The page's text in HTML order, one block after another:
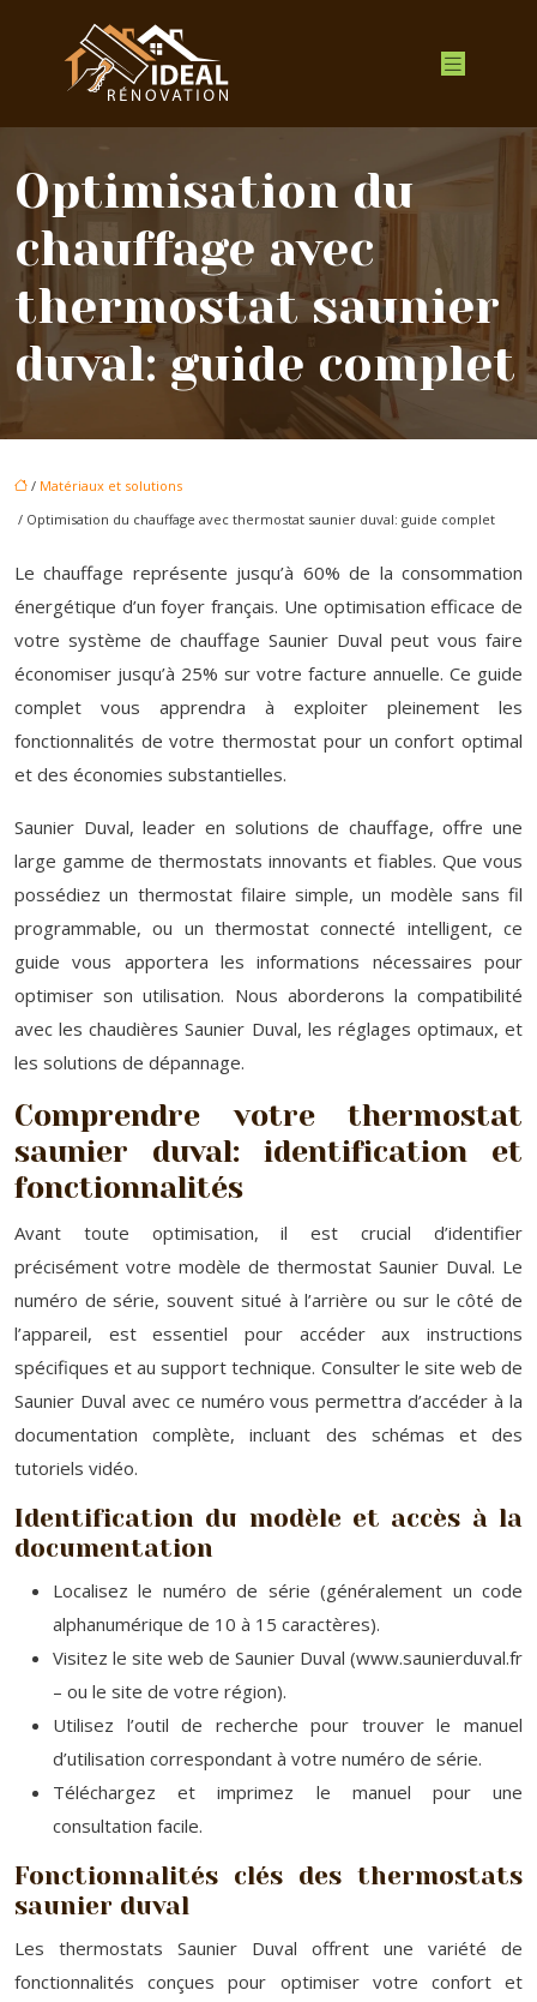
Optimisation du
chauffage avec
thermostat saunier
duval: guide complet
/ Matériaux et solutions
/ Optimisation du chauffage avec thermostat saunier duval: guide complet
Le chauffage représente jusqu’à 60% de la consommation
énergétique d’un foyer français. Une optimisation efficace de
votre système de chauffage Saunier Duval peut vous faire
économiser jusqu’à 25% sur votre facture annuelle. Ce guide
complet vous apprendra à exploiter pleinement les
fonctionnalités de votre thermostat pour un confort optimal
et des économies substantielles.
Saunier Duval, leader en solutions de chauffage, offre une
large gamme de thermostats innovants et fiables. Que vous
possédiez un thermostat filaire simple, un modèle sans fil
programmable, ou un thermostat connecté intelligent, ce
guide vous apportera les informations nécessaires pour
optimiser son utilisation. Nous aborderons la compatibilité
avec les chaudières Saunier Duval, les réglages optimaux, et
les solutions de dépannage.
Comprendre votre thermostat
saunier duval: identification et
fonctionnalités
Avant toute optimisation, il est crucial d’identifier
précisément votre modèle de thermostat Saunier Duval. Le
numéro de série, souvent situé à l’arrière ou sur le côté de
l’appareil, est essentiel pour accéder aux instructions
spécifiques et au support technique. Consulter le site web de
Saunier Duval avec ce numéro vous permettra d’accéder à la
documentation complète, incluant des schémas et des
tutoriels vidéo.
Identification du modèle et accès à la
documentation
Localisez le numéro de série (généralement un code
alphanumérique de 10 à 15 caractères).
Visitez le site web de Saunier Duval (www.saunierduval.fr
– ou le site de votre région).
Utilisez l’outil de recherche pour trouver le manuel
d’utilisation correspondant à votre numéro de série.
Téléchargez et imprimez le manuel pour une
consultation facile.
Fonctionnalités clés des thermostats
saunier duval
Les thermostats Saunier Duval offrent une variété de
fonctionnalités conçues pour optimiser votre confort et